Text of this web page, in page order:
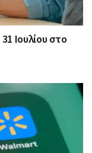
Ιουλίου στο